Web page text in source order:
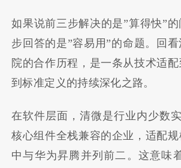
如果说前三步解决的是”算得快”
步回答的是”容易用”的命题。回
院的合作历程，是一条从技术适
到标准定义的持续深化之路。
在软件层面，清微是行业内少数
核心组件全栈兼容的企业，适配
中与华为昇腾并列前二。这意味